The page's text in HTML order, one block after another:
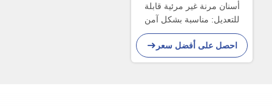
أسنان مرنة غير مرئية قابلة
للتعديل: مناسبة بشكل آمن
للمضغ والكلام المريح مع
متغيرات في المدى الطويل
احصل على أفضل سعر